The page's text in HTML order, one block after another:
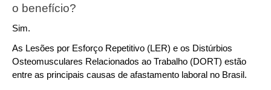
o benefício?
Sim.
As Lesões por Esforço Repetitivo (LER) e os Distúrbios
Osteomusculares Relacionados ao Trabalho (DORT) estão
entre as principais causas de afastamento laboral no Brasil.